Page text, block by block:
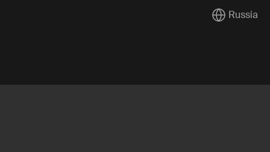
Current
Russia